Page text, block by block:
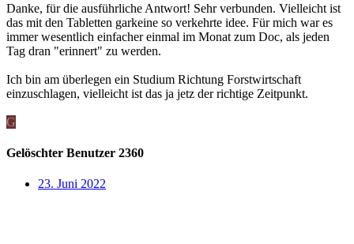
Danke, für die ausführliche Antwort! Sehr verbunden. Vielleicht ist
das mit den Tabletten garkeine so verkehrte idee. Für mich war es
immer wesentlich einfacher einmal im Monat zum Doc, als jeden
Tag dran "erinnert" zu werden.
Ich bin am überlegen ein Studium Richtung Forstwirtschaft
einzuschlagen, vielleicht ist das ja jetz der richtige Zeitpunkt.
G
Gelöschter Benutzer 2360
23. Juni 2022